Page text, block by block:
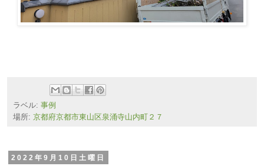
ラベル: 事例
場所: 京都府京都市東山区泉涌寺山内町２７
2022年9月10日土曜日